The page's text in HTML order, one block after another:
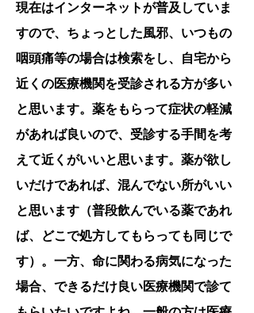
現在はインターネットが普及していま
すので、ちょっとした風邪、いつもの
咽頭痛等の場合は検索をし、自宅から
近くの医療機関を受診される方が多い
と思います。薬をもらって症状の軽減
があれば良いので、受診する手間を考
えて近くがいいと思います。薬が欲し
いだけであれば、混んでない所がいい
と思います（普段飲んでいる薬であれ
ば、どこで処方してもらっても同じで
す）。一方、命に関わる病気になった
場合、できるだけ良い医療機関で診て